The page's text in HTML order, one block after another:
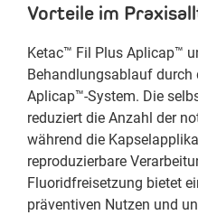
Vorteile im
Ketac™ Fil Plus Aplicap™
Behandlungsablauf durch
Aplicap™-System. Die
reduziert die Anzahl der
während die
reproduzierbare
Fluoridfreisetzung bietet
präventiven Nutzen und